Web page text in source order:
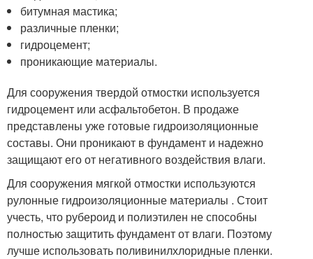
битумная мастика;
различные пленки;
гидроцемент;
проникающие материалы.
Для сооружения твердой отмостки используется
гидроцемент или асфальтобетон. В продаже
представлены уже готовые гидроизоляционные
составы. Они проникают в фундамент и надежно
защищают его от негативного воздействия влаги.
Для сооружения мягкой отмостки используются
рулонные гидроизоляционные материалы . Стоит
учесть, что рубероид и полиэтилен не способны
полностью защитить фундамент от влаги. Поэтому
лучше использовать поливинилхлоридные пленки.